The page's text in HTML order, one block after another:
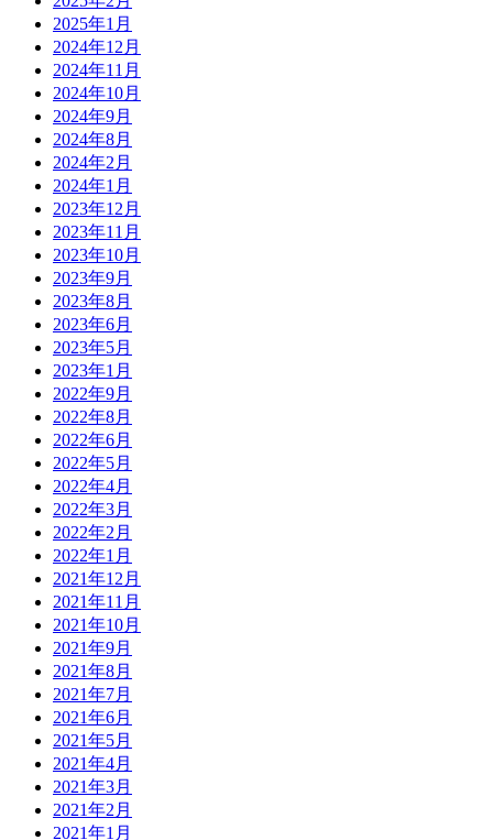
2025年1月
2024年12月
2024年11月
2024年10月
2024年9月
2024年8月
2024年2月
2024年1月
2023年12月
2023年11月
2023年10月
2023年9月
2023年8月
2023年6月
2023年5月
2023年1月
2022年9月
2022年8月
2022年6月
2022年5月
2022年4月
2022年3月
2022年2月
2022年1月
2021年12月
2021年11月
2021年10月
2021年9月
2021年8月
2021年7月
2021年6月
2021年5月
2021年4月
2021年3月
2021年2月
2021年1月